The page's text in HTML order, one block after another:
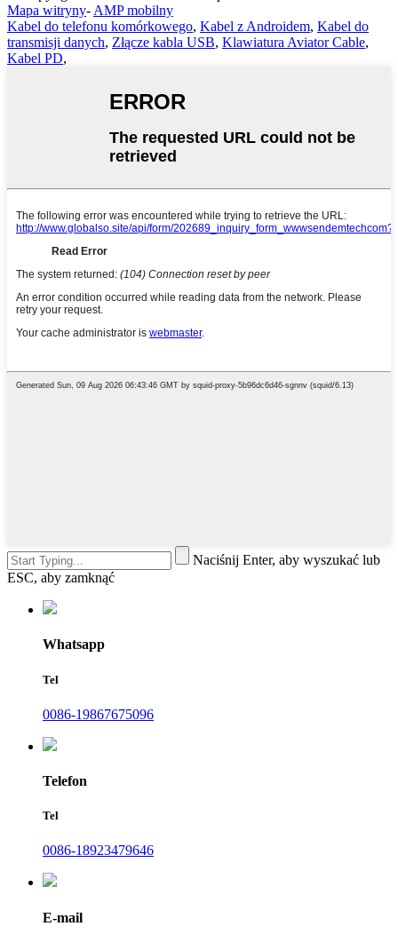
Mapa witryny- AMP mobilny
Kabel do telefonu komórkowego, Kabel z Androidem, Kabel do
transmisji danych, Złącze kabla USB, Klawiatura Aviator Cable,
Kabel PD,
Naciśnij Enter, aby wyszukać lub
ESC, aby zamknąć
Whatsapp
Tel
0086-19867675096
Telefon
Tel
0086-18923479646
E-mail